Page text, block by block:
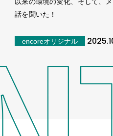
話を聞いた！
encoreオリジナル